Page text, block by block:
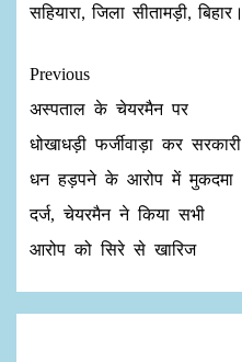
सहियारा, जिला सीतामड़ी, बिहार।
Previous
अस्पताल के चेयरमैन पर
धोखाधड़ी फर्जीवाड़ा‌ कर सरकारी
धन हड़पने के आरोप में मुकदमा
दर्ज, चेयरमैन ने किया सभी
आरोप को सिरे से खारिज